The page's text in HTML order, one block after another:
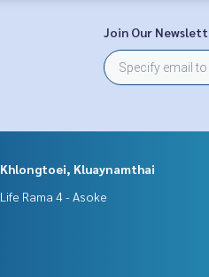
Join Our
Khlongtoei, Kluaynamthai
Life Rama 4 - Asoke